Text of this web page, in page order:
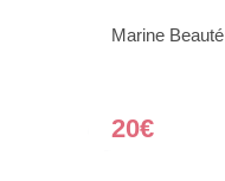
Marine Beauté
20€